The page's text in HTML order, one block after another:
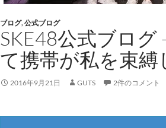
ブログ,公式ブログ
SKE48公式ブロ
て携帯が私を束縛
2016年9月21日 GUTS 2件のコメント